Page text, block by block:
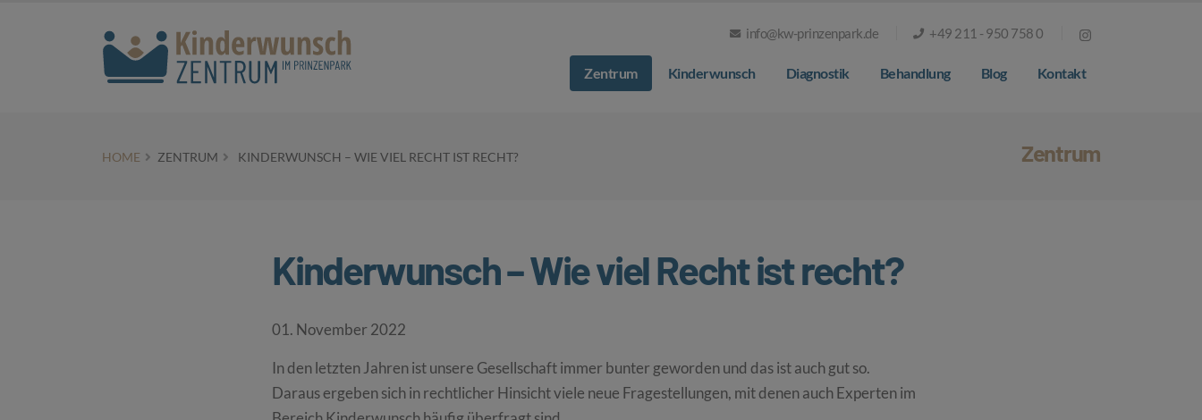
info@kw-prinzenpark.de +49 211 - 950 758 0
Zentrum Kinderwunsch Diagnostik Behandlung Blog Kontakt
Zentrum
HOME ZENTRUM KINDERWUNSCH – WIE VIEL RECHT IST RECHT?
Kinderwunsch – Wie viel Recht ist recht?
01. November 2022
In den letzten Jahren ist unsere Gesellschaft immer bunter geworden und das ist auch gut so.
Daraus ergeben sich in rechtlicher Hinsicht viele neue Fragestellungen, mit denen auch Experten im